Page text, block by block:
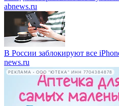
abnews.ru
В России заблокируют все
news.ru
РЕКЛАМА • ООО "ЮТЕКА" ИНН 7704384878